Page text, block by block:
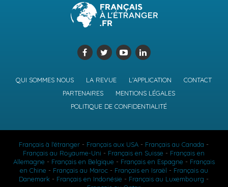
QUI SOMMES NOUS LA REVUE L’APPLICATION
CONTACT
PARTENAIRES
MENTIONS LÉGALES
POLITIQUE DE CONFIDENTIALITÉ
Français à l'étranger - Français aux USA - Français au Canada -
Français au Royaume-Uni - Français en Suisse - Français en
Allemagne - Français en Belgique - Français en Espagne - Français
en Chine - Français au Maroc- Français en Israël - Français au
Danemark - Français en Indonésie - Français au Luxembourg -